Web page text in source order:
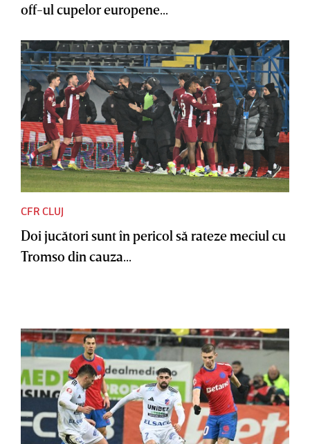
off-ul cupelor europene...
CFR CLUJ
Doi jucători sunt în pericol să rateze meciul cu
Tromso din cauza...